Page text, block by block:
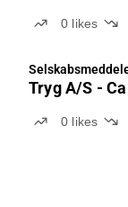
0 likes
Tryg A/S -
0 likes